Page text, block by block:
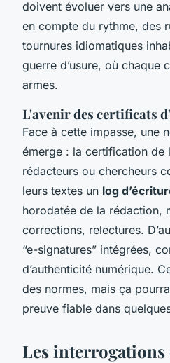
doivent évoluer vers une
en compte du rythme, des
tournures idiomatiques
guerre d’usure, où chaque
armes.
L'avenir des certificats
Face à cette impasse, une
émerge : la certification de
rédacteurs ou chercheurs
leurs textes un log
horodatée de la rédaction,
corrections, relectures.
“e-signatures” intégrées,
d’authenticité numérique.
des normes, mais ça
preuve fiable dans
Les